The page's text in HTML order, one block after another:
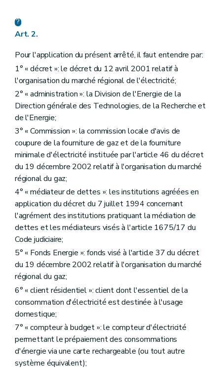
Art. 2.
Pour l'application du présent arrêté, il faut entendre par:
1° « décret »: le décret du 12 avril 2001 relatif à
l'organisation du marché régional de l'électricité;
2° « administration »: la Division de l'Energie de la
Direction générale des Technologies, de la Recherche et
de l'Energie;
3° « Commission »: la commission locale d'avis de
coupure de la fourniture de gaz et de la fourniture
minimale d'électricité instituée par l'article 46 du décret
du 19 décembre 2002 relatif à l'organisation du marché
régional du gaz;
4° « médiateur de dettes »: les institutions agréées en
application du décret du 7 juillet 1994 concernant
l'agrément des institutions pratiquant la médiation de
dettes et les médiateurs visés à l'article 1675/17 du
Code judiciaire;
5° « Fonds Energie »: fonds visé à l'article 37 du décret
du 19 décembre 2002 relatif à l'organisation du marché
régional du gaz;
6° « client résidentiel »: client dont l'essentiel de la
consommation d'électricité est destinée à l'usage
domestique;
7° « compteur à budget »: le compteur d'électricité
permettant le prépaiement des consommations
d'énergie via une carte rechargeable (ou tout autre
système équivalent);